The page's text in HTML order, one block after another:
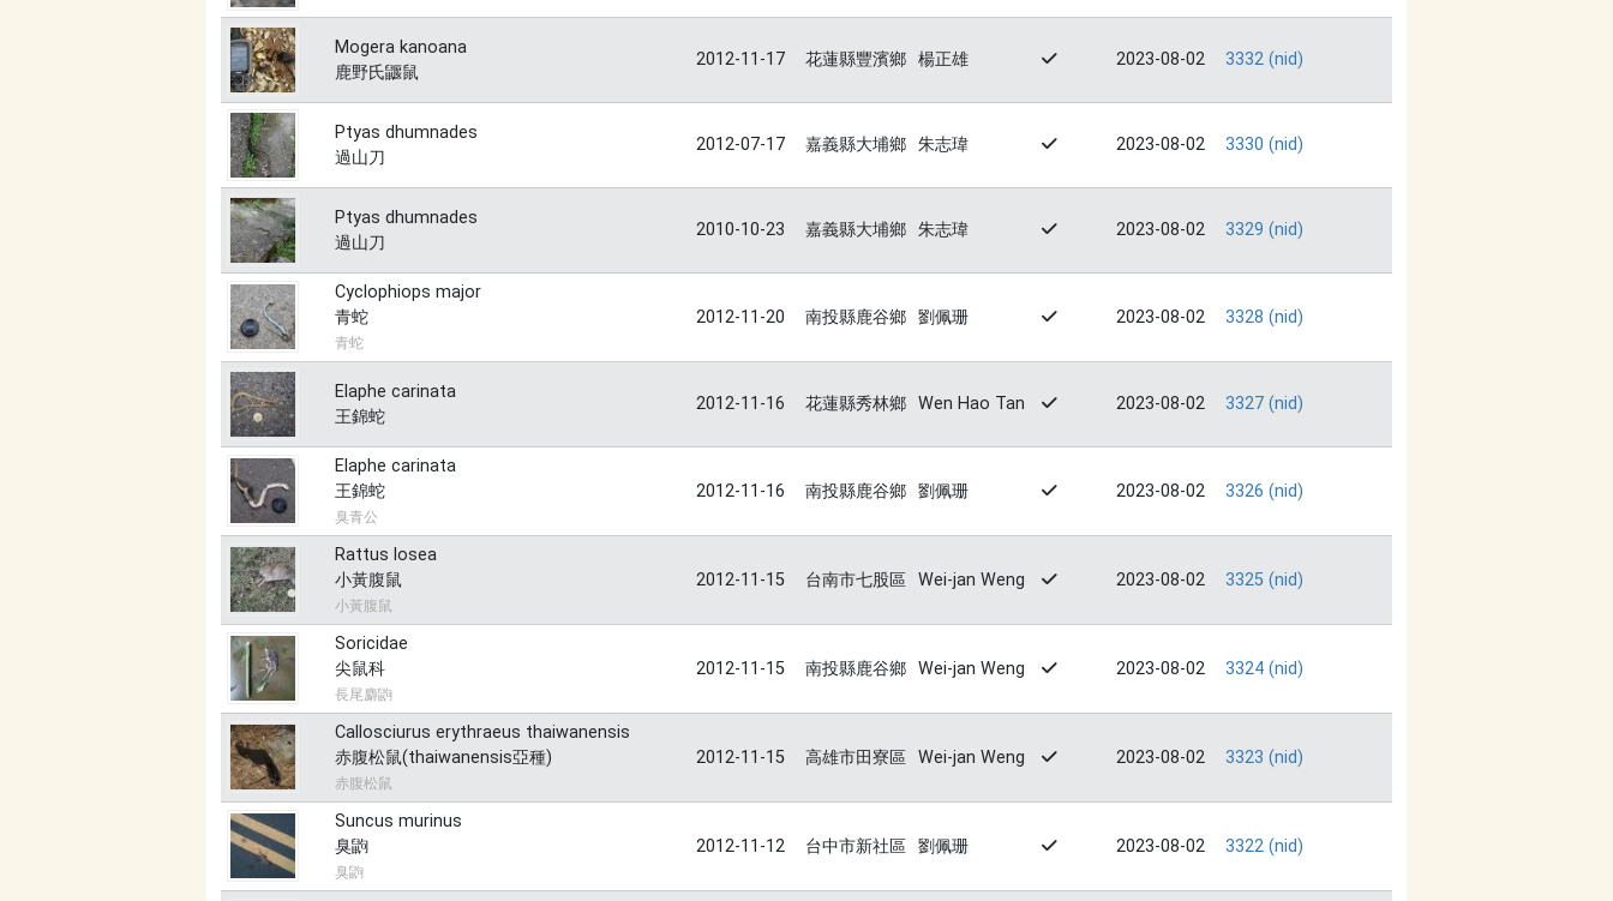
Mogera kanoana
鹿野氏鼴鼠
2012-11-17 花蓮縣豐濱鄉 楊正雄 2023-08-02 3332 (nid)
Ptyas dhumnades
過山刀
2012-07-17 嘉義縣大埔鄉 朱志瑋 2023-08-02 3330 (nid)
Ptyas dhumnades
過山刀
2010-10-23 嘉義縣大埔鄉 朱志瑋 2023-08-02 3329 (nid)
Cyclophiops major
青蛇
青蛇
2012-11-20 南投縣鹿谷鄉 劉佩珊 2023-08-02 3328 (nid)
Elaphe carinata
王錦蛇
2012-11-16 花蓮縣秀林鄉 Wen Hao Tan 2023-08-02 3327 (nid)
Elaphe carinata
王錦蛇
臭青公
2012-11-16 南投縣鹿谷鄉 劉佩珊 2023-08-02 3326 (nid)
Rattus losea
小黃腹鼠
小黃腹鼠
2012-11-15 台南市七股區 Wei-jan Weng 2023-08-02 3325 (nid)
Soricidae
尖鼠科
長尾麝鼩
2012-11-15 南投縣鹿谷鄉 Wei-jan Weng 2023-08-02 3324 (nid)
Callosciurus erythraeus thaiwanensis
赤腹松鼠(thaiwanensis亞種)
赤腹松鼠
2012-11-15 高雄市田寮區 Wei-jan Weng 2023-08-02 3323 (nid)
Suncus murinus
臭鼩
臭鼩
2012-11-12 台中市新社區 劉佩珊 2023-08-02 3322 (nid)